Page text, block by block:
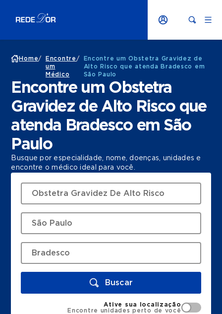
Home/
Encontre
um
Médico
/
Encontre um Obstetra Gravidez de
Alto Risco que atenda Bradesco em
São Paulo
Encontre um Obstetra
Gravidez de Alto Risco que
atenda Bradesco em São
Paulo
Busque por especialidade, nome, doenças, unidades e
encontre o médico ideal para você.
Buscar
Ative sua localização
Encontre unidades perto de você